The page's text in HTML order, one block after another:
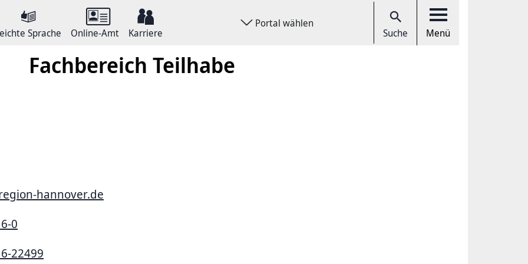
Sprache Online-Amt Karriere
Portal wählen
Suche Menü
Fachbereich Teilhabe
hannover.de
0
22499